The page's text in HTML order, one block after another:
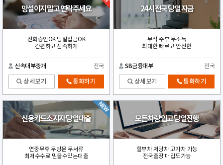
망설이지 말고 연락주세요
전화승인OK 당일입금OK
간편하고 신속하게
신속대부중개 전국
상세보기 통화하기
24시 전국 당일 자금
무직 주부 무소득
최대한 빠르고 안전한
SB금융대부 전국
상세보기 통화하기
신용카드소지자 당일대출
연중무휴 무방문 무서류
최저수수료 믿을수있는대출
모든차량 입고 당일진행
할부차 저당차 고가차 가능
전국출장 매입도가능